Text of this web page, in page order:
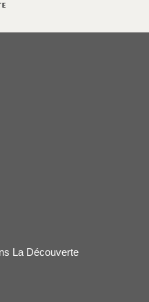
La Découverte